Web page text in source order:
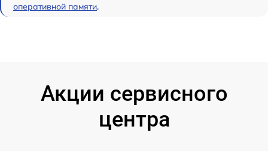
оперативной памяти.
Акции сервисного
центра